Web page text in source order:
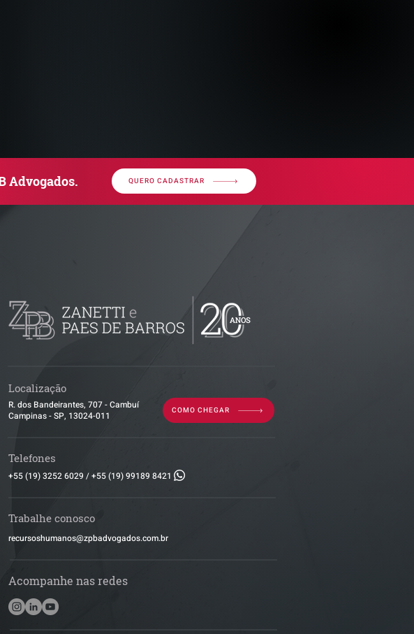
Advogados. QUERO CADASTRAR
Localização
R. dos Bandeirantes, 707 - Cambuí
Campinas - SP, 13024-011
COMO CHEGAR
Telefones
+55 (19) 3252 6029 /+55 (19) 99189 8421
Trabalhe conosco
​recursoshumanos@zpbadvogados.com.br
Acompanhe nas redes